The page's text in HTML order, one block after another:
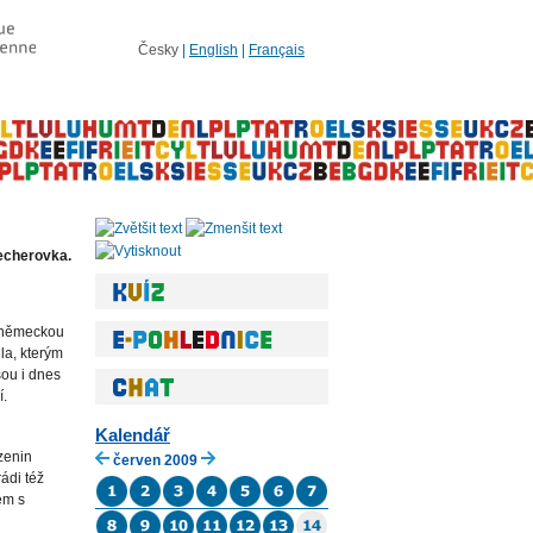
Česky English Français
kterým
i dnes
též
s
Kalendář
červen 2009